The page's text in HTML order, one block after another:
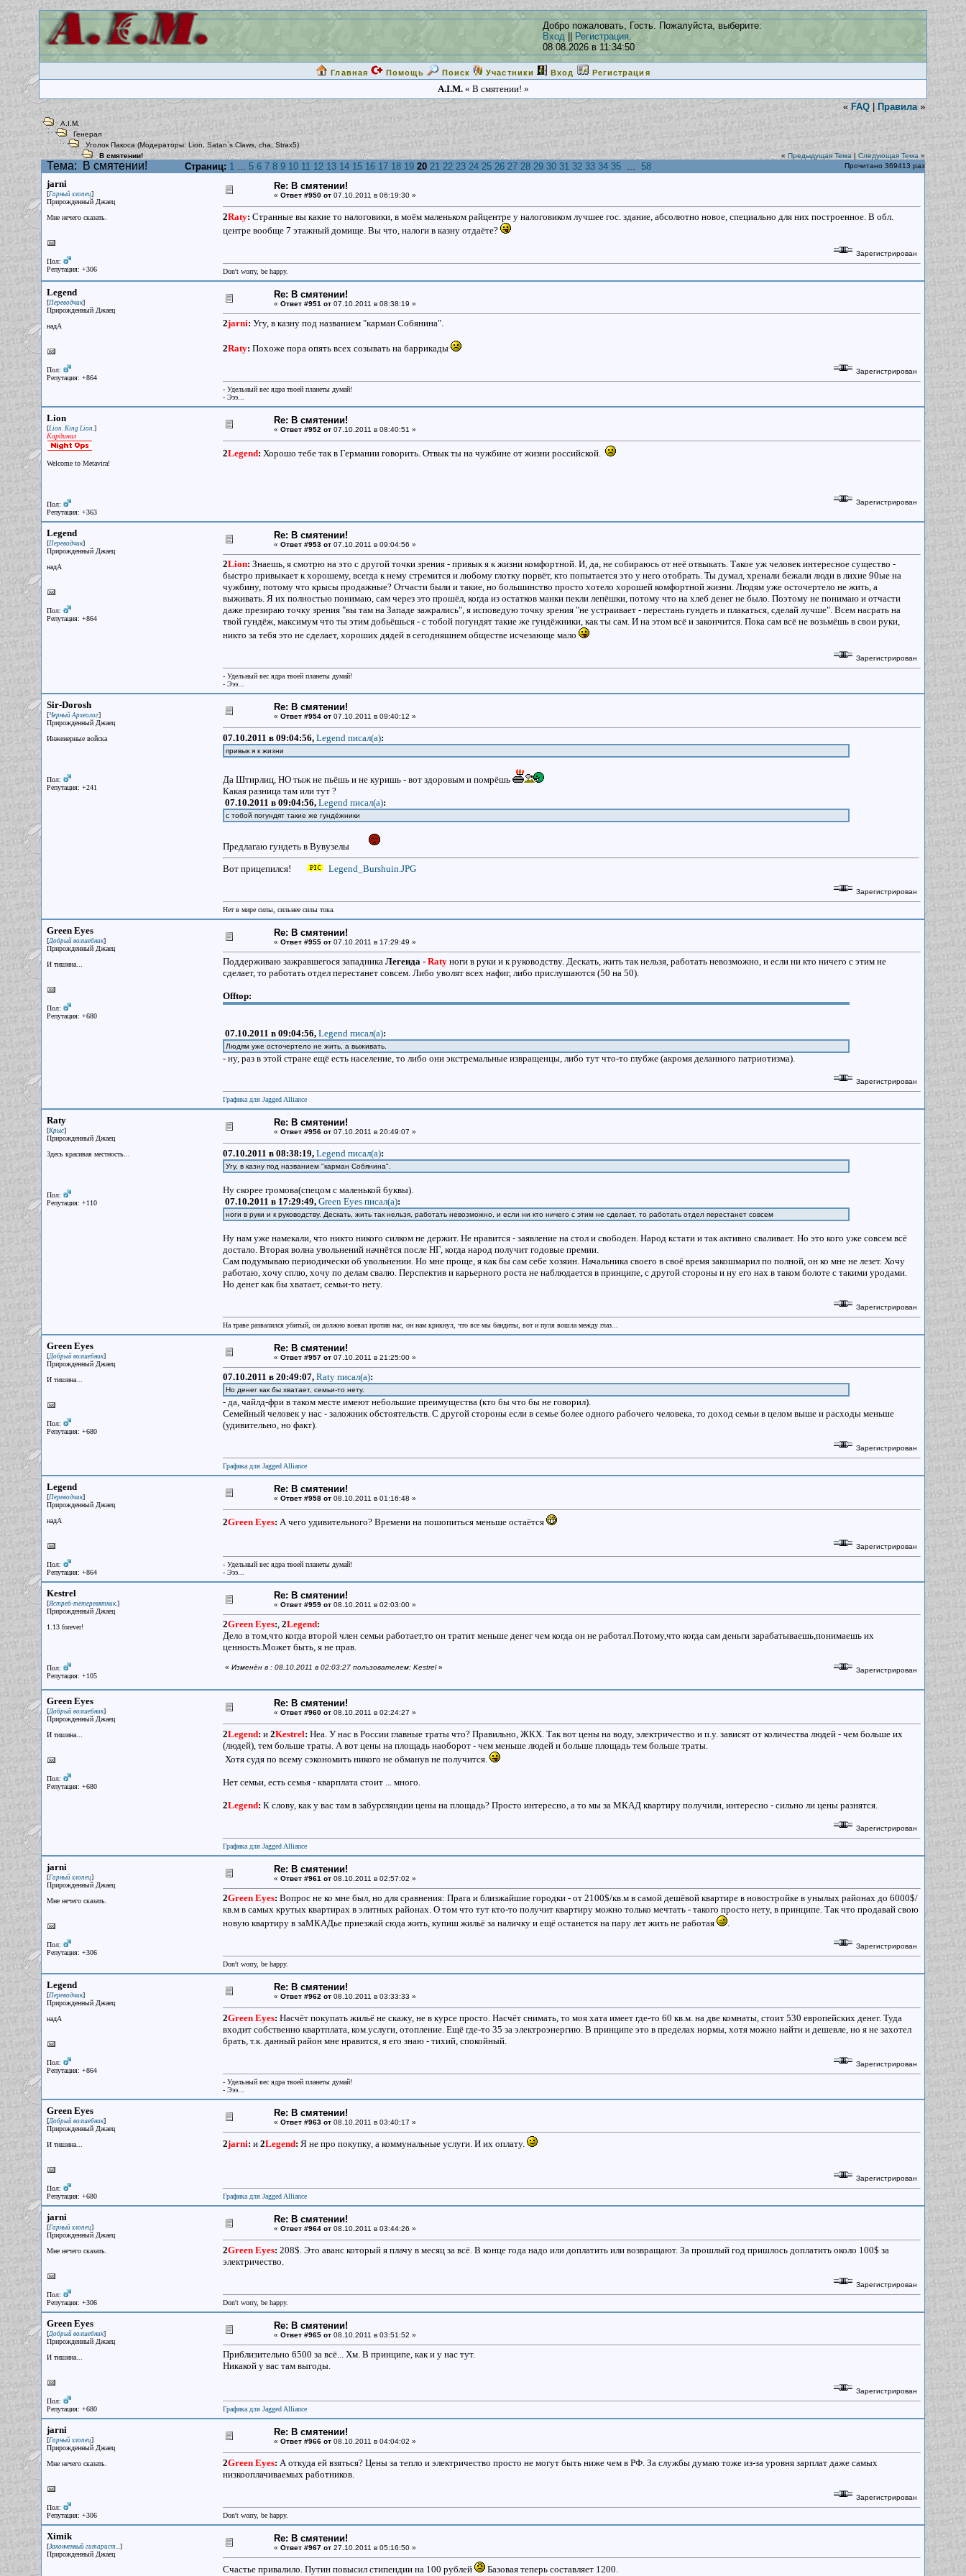
Добро пожаловать, Гость. Пожалуйста, выберите:
Вход
Регистрация.
08.08.2026 в 11:34:50
Главная Помощь Поиск Участники Вход Регистрация
A.I.M.« В смятении! »
« FAQ | Правила »
A.I.M.
Генерал
Уголок Пакоса (Модераторы: Lion Satan`s Claws cha,Strax5)
В смятении!
« Предыдущая Тема | Следующая Тема »
Тема: В смятении! Страниц: 1 ... 5 6 7 8 9 10 11 12 13 14 15 16 17 18 19 20 21 22 23 24 25 26 27 28 29 30 31 32 33 34 35 ... 58 Прочитано 369413 раз
jarni
[Гарный хлопец]
Прирожденный Джаец
Мне нечего сказать.
Пол:
Репутация: +306
Re: В смятении!
« Ответ #950 от 07.10.2011 в 06:19:30 »
2Raty: Странные вы какие то налоговики, в моём маленьком райцентре у налоговиком лучшее гос. здание, абсолютно новое, специально для них построенное. В обл.
центре вообще 7 этажный домище. Вы что, налоги в казну отдаёте?
Зарегистрирован
Don't worry, be happy.
Legend
[Переводчик]
Прирожденный Джаец
надА
Пол:
Репутация: +864
Re: В смятении!
« Ответ #951 от 07.10.2011 в 08:38:19 »
2jarni: Угу, в казну под названием "карман Собянина".
2Raty: Похоже пора опять всех созывать на баррикады
Зарегистрирован
- Удельный вес ядра твоей планеты думай!
- Эээ...
Lion
[Lion. King Lion.]
Кардинал
Welcome to Metavira!
Пол:
Репутация: +363
Re: В смятении!
« Ответ #952 от 07.10.2011 в 08:40:51 »
2Legend: Хорошо тебе так в Германии говорить. Отвык ты на чужбине от жизни российской.
Зарегистрирован
Legend
[Переводчик]
Прирожденный Джаец
надА
Пол:
Репутация: +864
Re: В смятении!
« Ответ #953 от 07.10.2011 в 09:04:56 »
2Lion: Знаешь, я смотрю на это с другой точки зрения - привык я к жизни комфортной. И, да, не собираюсь от неё отвыкать. Такое уж человек интересное существо -
быстро привыкает к хорошему, всегда к нему стремится и любому глотку порвёт, кто попытается это у него отобрать. Ты думал, хренали бежали люди в лихие 90ые на
чужбину, потому что крысы продажные? Отчасти были и такие, но большинство просто хотело хорошей комфортной жизни. Людям уже осточертело не жить, а
выживать. Я их полностью понимаю, сам через это прошёл, когда из остатков манки пекли лепёшки, потому что на хлеб денег не было. Поэтому не понимаю и отчасти
даже презираю точку зрения "вы там на Западе зажрались", я исповедую точку зрения "не устраивает - перестань гундеть и плакаться, сделай лучше". Всем насрать на
твой гундёж, максимум что ты этим добьёшься - с тобой погундят такие же гундёжники, как ты сам. И на этом всё и закончится. Пока сам всё не возьмёшь в свои руки,
никто за тебя это не сделает, хороших дядей в сегодняшнем обществе исчезающе мало
Зарегистрирован
- Удельный вес ядра твоей планеты думай!
- Эээ...
Sir-Dorosh
[Черный Археолог]
Прирожденный Джаец
Инженерные войска
Пол:
Репутация: +241
Re: В смятении!
« Ответ #954 от 07.10.2011 в 09:40:12 »
07.10.2011 в 09:04:56, Legend писал(a):
привык я к жизни
Да Штирлиц, НО тыж не пьёшь и не куришь - вот здоровым и помрёшь
Какая разница там или тут ?
07.10.2011 в 09:04:56, Legend писал(a):
с тобой погундят такие же гундёжники
Предлагаю гундеть в Вувузелы
Вот прицепился! Legend_Burshuin.JPG
Зарегистрирован
Нет в мире силы, сильнее силы тока.
Green Eyes
[Добрый волшебник]
Прирожденный Джаец
И тишина...
Пол:
Репутация: +680
Re: В смятении!
« Ответ #955 от 07.10.2011 в 17:29:49 »
Поддерживаю зажравшегося западника Легенда - Raty ноги в руки и к руководству. Дескать, жить так нельзя, работать невозможно, и если ни кто ничего с этим не
сделает, то работать отдел перестанет совсем. Либо уволят всех нафиг, либо прислушаются (50 на 50).
Offtop:
07.10.2011 в 09:04:56, Legend писал(a):
Людям уже осточертело не жить, а выживать.
- ну, раз в этой стране ещё есть население, то либо они экстремальные извращенцы, либо тут что-то глубже (акромя деланного патриотизма).
Зарегистрирован
Графика для Jagged Alliance
Raty
[Крыс]
Прирожденный Джаец
Здесь красивая местность...
Пол:
Репутация: +110
Re: В смятении!
« Ответ #956 от 07.10.2011 в 20:49:07 »
07.10.2011 в 08:38:19, Legend писал(a):
Угу, в казну под названием "карман Собянина".
Ну скорее громова(спецом с маленькой буквы).
07.10.2011 в 17:29:49, Green Eyes писал(a):
ноги в руки и к руководству. Дескать, жить так нельзя, работать невозможно, и если ни кто ничего с этим не сделает, то работать отдел перестанет совсем
Ну нам уже намекали, что никто никого силком не держит. Не нравится - заявление на стол и свободен. Народ кстати и так активно сваливает. Но это кого уже совсем всё
достало. Вторая волна увольнений начнётся после НГ, когда народ получит годовые премии.
Сам подумываю периодически об увольнении. Но мне проще, я как бы сам себе хозяин. Начальника своего в своё время закошмарил по полной, он ко мне не лезет. Хочу
работаю, хочу сплю, хочу по делам свалю. Перспектив и карьерного роста не наблюдается в принципе, с другой стороны и ну его нах в таком болоте с такими уродами.
Но денег как бы хватает, семьи-то нету.
Зарегистрирован
На траве развалился убитый, он должно воевал против нас, он нам крикнул, что все мы бандиты, вот и пуля вошла между глаз...
Green Eyes
[Добрый волшебник]
Прирожденный Джаец
И тишина...
Пол:
Репутация: +680
Re: В смятении!
« Ответ #957 от 07.10.2011 в 21:25:00 »
07.10.2011 в 20:49:07, Raty писал(a):
Но денег как бы хватает, семьи-то нету.
- да, чайлд-фри в таком месте имеют небольшие преимущества (кто бы что бы не говорил).
Семейный человек у нас - заложник обстоятельств. С другой стороны если в семье более одного рабочего человека, то доход семьи в целом выше и расходы меньше
(удивительно, но факт).
Зарегистрирован
Графика для Jagged Alliance
Legend
[Переводчик]
Прирожденный Джаец
надА
Пол:
Репутация: +864
Re: В смятении!
« Ответ #958 от 08.10.2011 в 01:16:48 »
2Green Eyes: А чего удивительного? Времени на пошопиться меньше остаётся
Зарегистрирован
- Удельный вес ядра твоей планеты думай!
- Эээ...
Kestrel
[Ястреб-тетеревятник.]
Прирожденный Джаец
1.13 forever!
Пол:
Репутация: +105
Re: В смятении!
« Ответ #959 от 08.10.2011 в 02:03:00 »
2Green Eyes:, 2Legend:
Дело в том,что когда второй член семьи работает,то он тратит меньше денег чем когда он не работал.Потому,что когда сам деньги зарабатываешь,понимаешь их
ценность.Может быть, я не прав.
« Изменён в : 08.10.2011 в 02:03:27 пользователем: Kestrel» Зарегистрирован
Green Eyes
[Добрый волшебник]
Прирожденный Джаец
И тишина...
Пол:
Репутация: +680
Re: В смятении!
« Ответ #960 от 08.10.2011 в 02:24:27 »
2Legend: и 2Kestrel: Неа. У нас в России главные траты что? Правильно, ЖКХ. Так вот цены на воду, электричество и п.у. зависят от количества людей - чем больше их
(людей), тем больше траты. А вот цены на площадь наоборот - чем меньше людей и больше площадь тем больше траты.
Хотя судя по всему сэкономить никого не обманув не получится.
Нет семьи, есть семья - кварплата стоит ... много.
2Legend: К слову, как у вас там в забургляндии цены на площадь? Просто интересно, а то мы за МКАД квартиру получили, интересно - сильно ли цены разнятся.
Зарегистрирован
Графика для Jagged Alliance
jarni
[Гарный хлопец]
Прирожденный Джаец
Мне нечего сказать.
Пол:
Репутация: +306
Re: В смятении!
« Ответ #961 от 08.10.2011 в 02:57:02 »
2Green Eyes: Вопрос не ко мне был, но для сравнения: Прага и близжайшие городки - от 2100$/кв.м в самой дешёвой квартире в новостройке в унылых районах до 6000$/
кв.м в самых крутых квартирах в элитных районах. О том что тут кто-то получит квартиру можно только мечтать - такого просто нету, в принципе. Так что продавай свою
новую квартиру в заМКАДье приезжай сюда жить, купиш жильё за наличку и ещё останется на пару лет жить не работая
.
Зарегистрирован
Don't worry, be happy.
Legend
[Переводчик]
Прирожденный Джаец
надА
Пол:
Репутация: +864
Re: В смятении!
« Ответ #962 от 08.10.2011 в 03:33:33 »
2Green Eyes: Насчёт покупать жильё не скажу, не в курсе просто. Насчёт снимать, то моя хата имеет где-то 60 кв.м. на две комнаты, стоит 530 европейских денег. Туда
входит собственно квартплата, ком.услуги, отопление. Ещё где-то 35 за электроэнергию. В принципе это в пределах нормы, хотя можно найти и дешевле, но я не захотел
брать, т.к. данный район мне нравится, я его знаю - тихий, спокойный.
Зарегистрирован
- Удельный вес ядра твоей планеты думай!
- Эээ...
Green Eyes
[Добрый волшебник]
Прирожденный Джаец
И тишина...
Пол:
Репутация: +680
Re: В смятении!
« Ответ #963 от 08.10.2011 в 03:40:17 »
2jarni: и 2Legend: Я не про покупку, а коммунальные услуги. И их оплату.
Зарегистрирован
Графика для Jagged Alliance
jarni
[Гарный хлопец]
Прирожденный Джаец
Мне нечего сказать.
Пол:
Репутация: +306
Re: В смятении!
« Ответ #964 от 08.10.2011 в 03:44:26 »
2Green Eyes: 208$. Это аванс который я плачу в месяц за всё. В конце года надо или доплатить или возвращают. За прошлый год пришлось доплатить около 100$ за
электричество.
Зарегистрирован
Don't worry, be happy.
Green Eyes
[Добрый волшебник]
Прирожденный Джаец
И тишина...
Пол:
Репутация: +680
Re: В смятении!
« Ответ #965 от 08.10.2011 в 03:51:52 »
Приблизительно 6500 за всё... Хм. В принципе, как и у нас тут.
Никакой у вас там выгоды.
Зарегистрирован
Графика для Jagged Alliance
jarni
[Гарный хлопец]
Прирожденный Джаец
Мне нечего сказать.
Пол:
Репутация: +306
Re: В смятении!
« Ответ #966 от 08.10.2011 в 04:04:02 »
2Green Eyes: А откуда ей взяться? Цены за тепло и электричество просто не могут быть ниже чем в РФ. За службы думаю тоже из-за уровня зарплат даже самых
низкооплачиваемых работников.
Зарегистрирован
Don't worry, be happy.
Ximik
[Законченный гитарист...]
Прирожденный Джаец
Re: В смятении!
« Ответ #967 от 27.10.2011 в 05:16:50 »
Счастье привалило. Путин повысил стипендии на 100 рублей Базовая теперь составляет 1200.